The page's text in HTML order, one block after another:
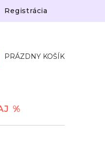
Registrácia
PRÁZDNY KOŠÍK
%